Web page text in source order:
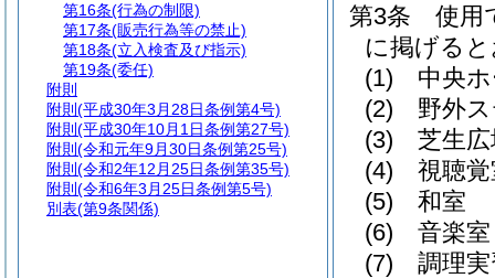
第3条
使用
に掲げる
(1)
中央
(2)
野外
(3)
芝生
(4)
視聴
(5)
和室
(6)
音楽室
(7)
調理
第16条(行為の制限)
第17条(販売行為等の禁止)
第18条(立入検査及び指示)
第19条(委任)
附則
附則 (平成30年3月28日条例第4号)
附則 (平成30年10月1日条例第27号)
附則 (令和元年9月30日条例第25号)
附則 (令和2年12月25日条例第35号)
附則 (令和6年3月25日条例第5号)
別表(第9条関係)